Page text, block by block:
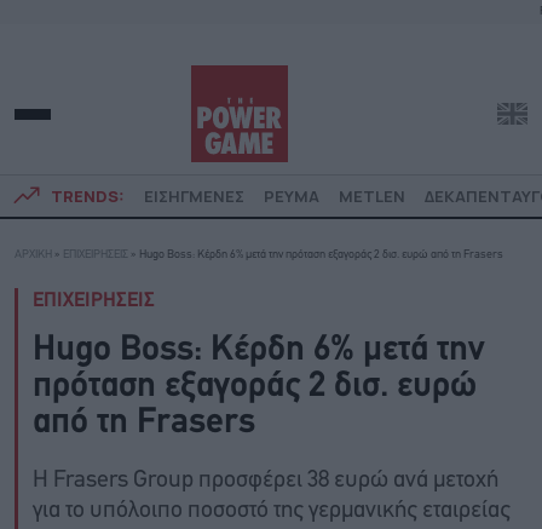
TRENDS: ΕΙΣΗΓΜΕΝΕΣ ΡΕΥΜΑ METLEN
ΑΡΧΙΚΗ » ΕΠΙΧΕΙΡΗΣΕΙΣ » Hugo Boss: Κέρδη 6% μετά την πρόταση εξαγοράς 2 δισ. ευρώ από τη Frasers
ΕΠΙΧΕΙΡΗΣΕΙΣ
Hugo Boss: Κέρδη 6% μετά την
πρόταση εξαγοράς 2 δισ. ευρώ
από τη Frasers
Η Frasers Group προσφέρει 38 ευρώ ανά μετοχή
για το υπόλοιπο ποσοστό της γερμανικής εταιρείας